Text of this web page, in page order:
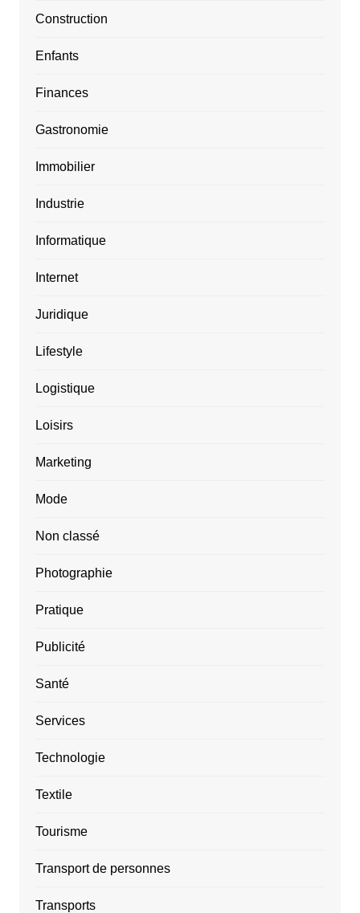
Construction
Enfants
Finances
Gastronomie
Immobilier
Industrie
Informatique
Internet
Juridique
Lifestyle
Logistique
Loisirs
Marketing
Mode
Non classé
Photographie
Pratique
Publicité
Santé
Services
Technologie
Textile
Tourisme
Transport de personnes
Transports